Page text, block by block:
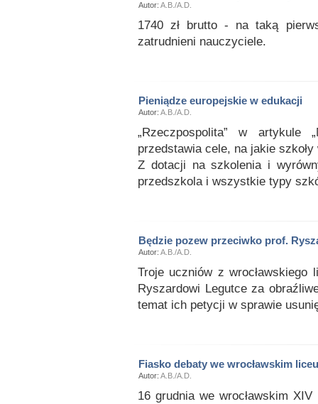
Autor: A.B./A.D.
1740 zł brutto - na taką
zatrudnieni nauczyciele.
Pieniądze europejskie w edukacji
Autor: A.B./A.D.
„Rzeczpospolita” w artykule
przedstawia cele, na jakie
Z dotacji na szkolenia i
przedszkola i wszystkie typy
Będzie pozew przeciwko prof.
Autor: A.B./A.D.
Troje uczniów z
Ryszardowi Legutce za
temat ich petycji w sprawie
Fiasko debaty we wrocławskim
Autor: A.B./A.D.
16 grudnia we wrocławskim